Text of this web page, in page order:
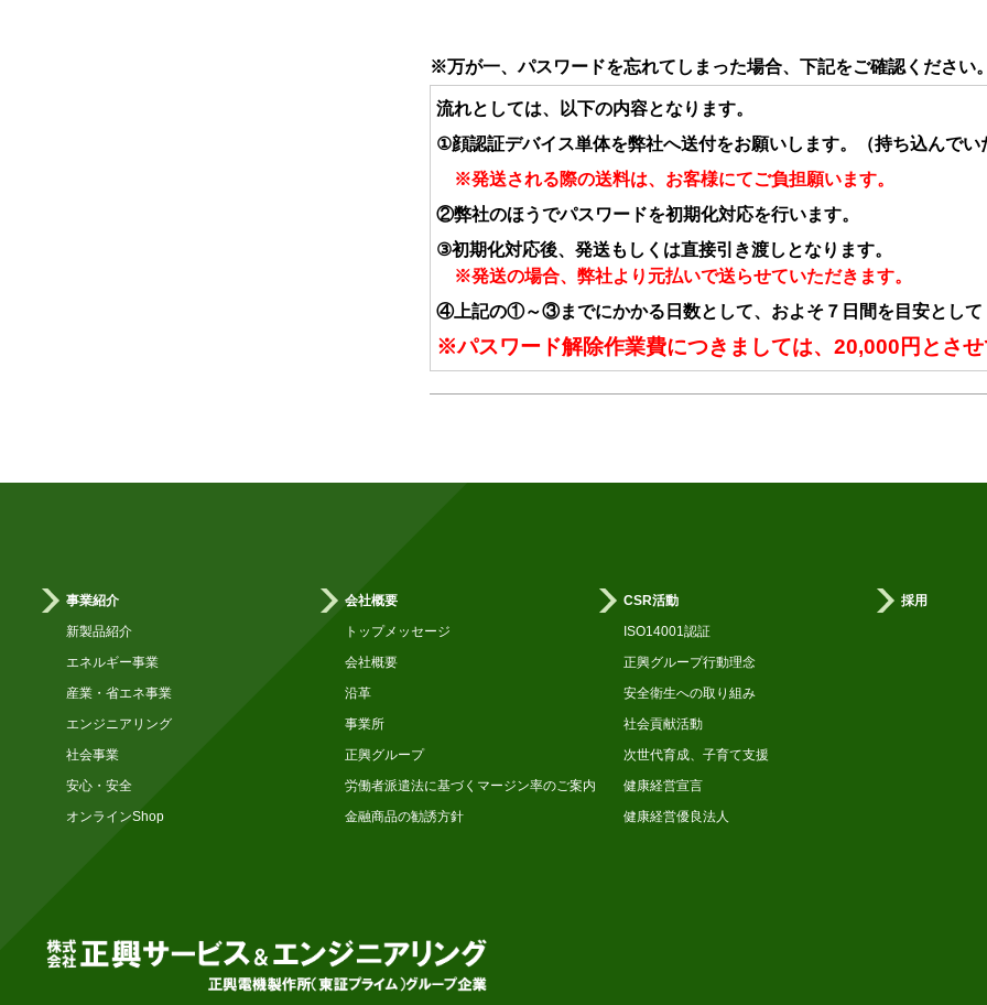
※万が一、パスワードを忘れてしまった場合、下記をご確認ください
流れとしては、以下の内容となります。
①顔認証デバイス単体を弊社へ送付をお願いします。（持ち込んで
※発送される際の送料は、お客様にてご負担願います。
②弊社のほうでパスワードを初期化対応を行います。
③初期化対応後、発送もしくは直接引き渡しとなります。
※発送の場合、弊社より元払いで送らせていただきます。
④上記の①～③までにかかる日数として、およそ７日間を目安として
※パスワード解除作業費につきましては、20,000円とさ
事業紹介
新製品紹介
エネルギー事業
産業・省エネ事業
エンジニアリング
社会事業
安心・安全
オンラインShop
会社概要
トップメッセージ
会社概要
沿革
事業所
正興グループ
労働者派遣法に基づくマージン率のご案内
金融商品の勧誘方針
CSR活動
ISO14001認証
正興グループ行動理念
安全衛生への取り組み
社会貢献活動
次世代育成、子育て支援
健康経営宣言
健康経営優良法人
採用